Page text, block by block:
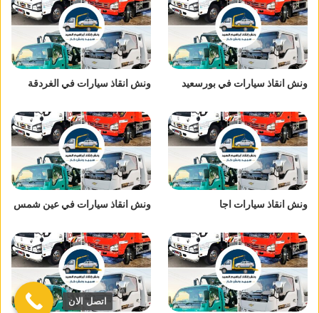
ونش انقاذ سيارات في بورسعيد ونش انقاذ سيارات في الغردقة
ونش انقاذ سيارات اجا ونش انقاذ سيارات في عين شمس
اتصل الان